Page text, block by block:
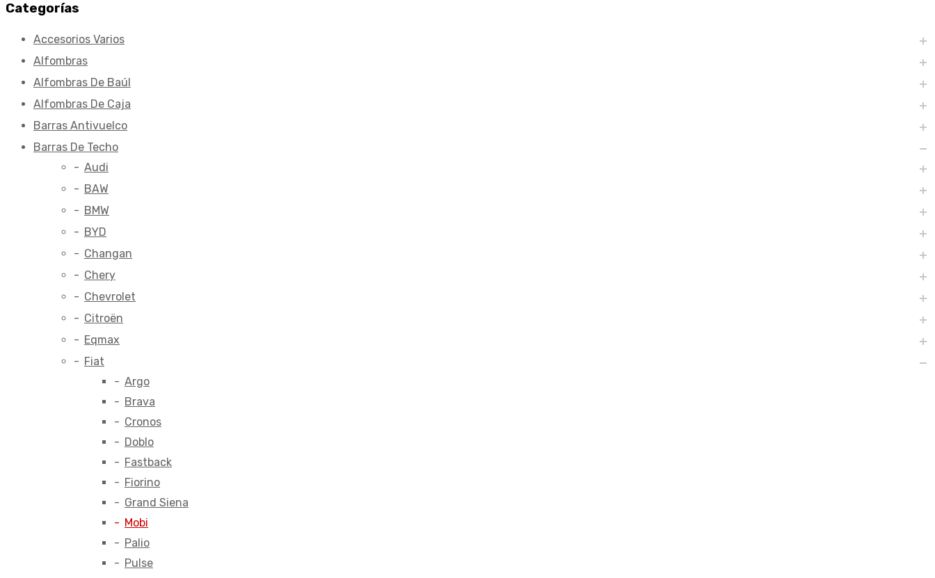
Categorías
Accesorios Varios
Alfombras
Alfombras De Baúl
Alfombras De Caja
Barras Antivuelco
Barras De Techo
Audi
BAW
BMW
BYD
Changan
Chery
Chevrolet
Citroën
Eqmax
Fiat
Argo
Brava
Cronos
Doblo
Fastback
Fiorino
Grand Siena
Mobi
Palio
Pulse